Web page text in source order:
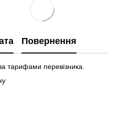
Повернення
тарифами перевізника.